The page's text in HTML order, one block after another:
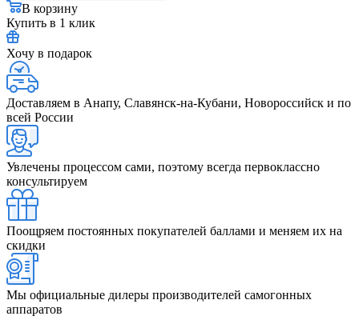
В корзину
Купить в 1 клик
Хочу в подарок
Доставляем в Анапу, Славянск-на-Кубани, Новороссийск и по
всей России
Увлечены процессом сами, поэтому всегда первоклассно
консультируем
Поощряем постоянных покупателей баллами и меняем их на
скидки
Мы официальные дилеры производителей самогонных
аппаратов